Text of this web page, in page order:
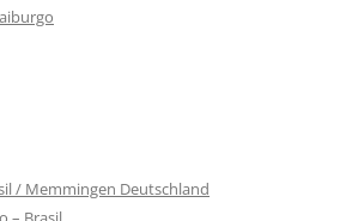
/ Memmingen Deutschland